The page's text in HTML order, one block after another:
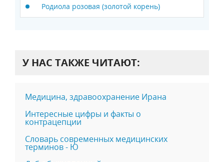
Родиола розовая (золотой корень)
У НАС ТАКЖЕ ЧИТАЮТ:
Медицина, здравоохранение Ирана
Интересные цифры и факты о
контрацепции
Словарь современных медицинских
терминов - Ю